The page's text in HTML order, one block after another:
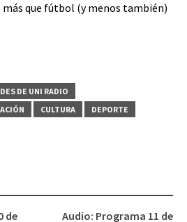
que fútbol (y menos también)
DE UNI RADIO
CULTURA
DEPORTE
de Audio: Programa 11 de